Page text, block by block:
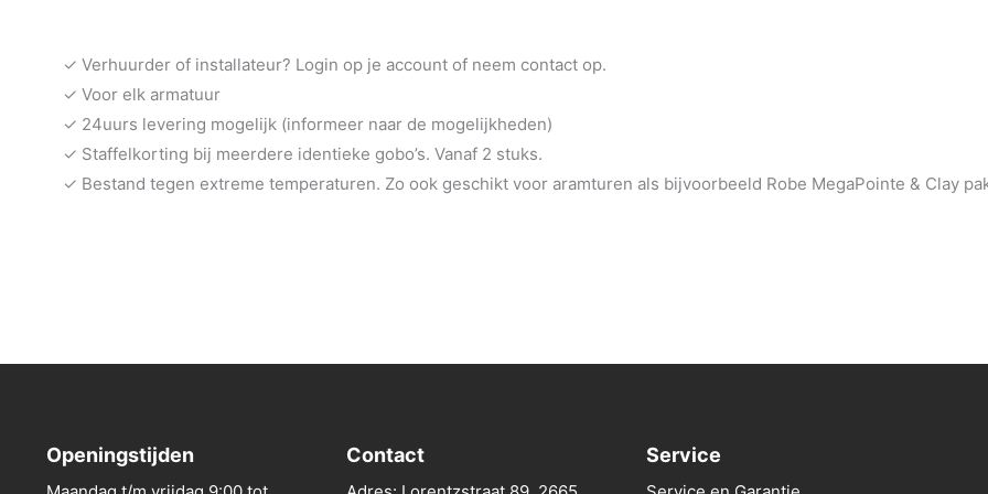
✓ Verhuurder of installateur? Login op je account of neem contact op.
✓ Voor elk armatuur
✓ 24uurs levering mogelijk (informeer naar de mogelijkheden)
✓ Staffelkorting bij meerdere identieke gobo’s. Vanaf 2 stuks.
✓ Bestand tegen extreme temperaturen. Zo ook geschikt voor aramturen als bijvoorbeeld Robe MegaPointe & Clay
Openingstijden Contact Service